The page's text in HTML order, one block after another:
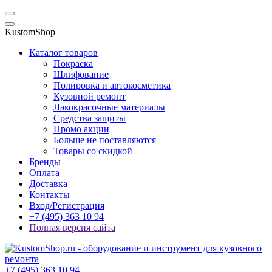
KustomShop
Каталог товаров
Покраска
Шлифование
Полировка и автокосметика
Кузовной ремонт
Лакокрасочные материалы
Средства защиты
Промо акции
Больше не поставляются
Товары со скидкой
Бренды
Оплата
Доставка
Контакты
Вход/Регистрация
+7 (495) 363 10 94
Полная версия сайта
+7 (495) 363 10 94